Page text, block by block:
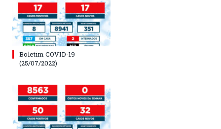
Boletim COVID-19
(25/07/2022)